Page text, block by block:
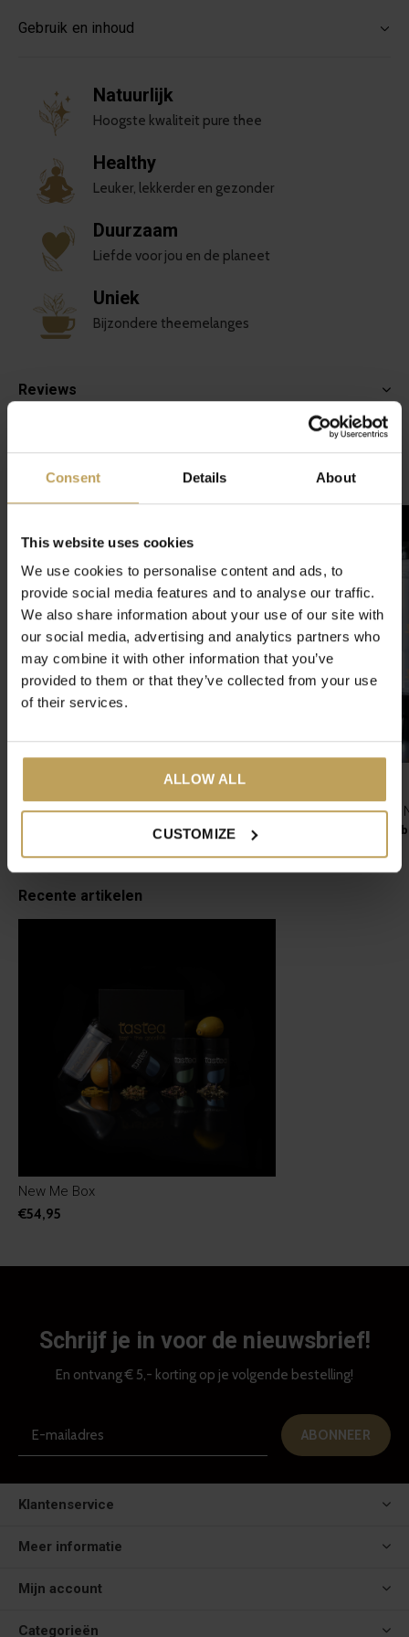
Consent Details About
This website uses cookies
We use cookies to personalise content and ads, to
provide social media features and to analyse our traffic.
We also share information about your use of our site with
our social media, advertising and analytics partners who
may combine it with other information that you’ve
provided to them or that they’ve collected from your use
of their services.
ALLOW ALL
CUSTOMIZE
Gebruik en inhoud
Natuurlijk
Hoogste kwaliteit pure thee
Healthy
Leuker, lekkerder en gezonder
Duurzaam
Liefde voor jou en de planeet
Uniek
Bijzondere theemelanges
Reviews
Gerelateerde artikelen
tastea 30 Day Detox
€27,95
tastea Theebeker
Handige to-go
€19,95
Recente artikelen
New Me Box
€54,95
Schrijf je in voor de nieuwsbrief!
En ontvang € 5,- korting op je volgende bestelling!
ABONNEER
Klantenservice
Meer informatie
Mijn account
Categorieën